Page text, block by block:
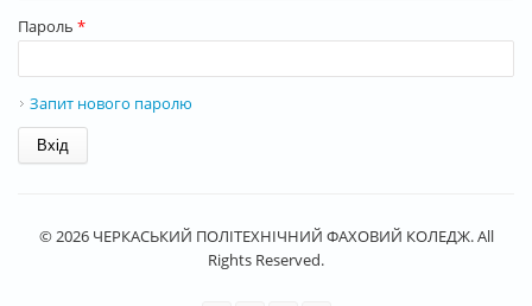
Пароль *
Запит нового паролю
© 2026 ЧЕРКАСЬКИЙ ПОЛІТЕХНІЧНИЙ ФАХОВИЙ КОЛЕДЖ. All
Rights Reserved.